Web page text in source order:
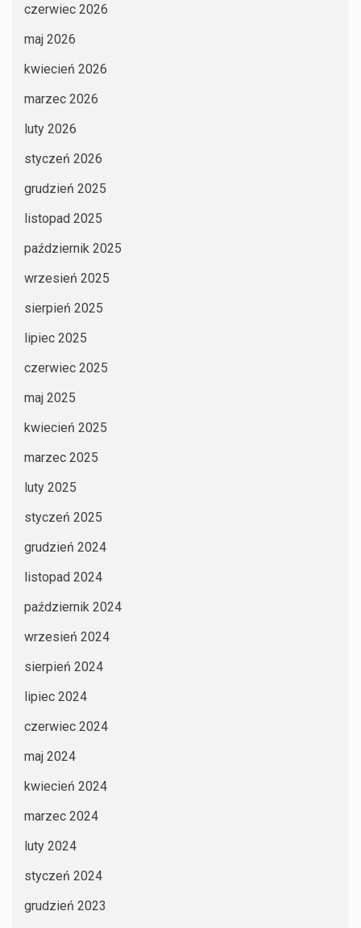
czerwiec 2026
maj 2026
kwiecień 2026
marzec 2026
luty 2026
styczeń 2026
grudzień 2025
listopad 2025
październik 2025
wrzesień 2025
sierpień 2025
lipiec 2025
czerwiec 2025
maj 2025
kwiecień 2025
marzec 2025
luty 2025
styczeń 2025
grudzień 2024
listopad 2024
październik 2024
wrzesień 2024
sierpień 2024
lipiec 2024
czerwiec 2024
maj 2024
kwiecień 2024
marzec 2024
luty 2024
styczeń 2024
grudzień 2023